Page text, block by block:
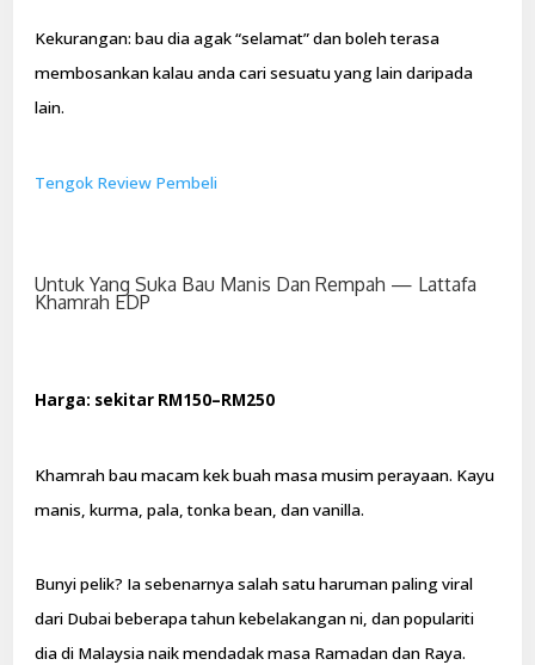
Kekurangan: bau dia agak “selamat” dan boleh terasa
membosankan kalau anda cari sesuatu yang lain daripada
lain.
Tengok Review Pembeli
Untuk Yang Suka Bau Manis Dan Rempah — Lattafa
Khamrah EDP
Harga: sekitar RM150–RM250
Khamrah bau macam kek buah masa musim perayaan. Kayu
manis, kurma, pala, tonka bean, dan vanilla.
Bunyi pelik? Ia sebenarnya salah satu haruman paling viral
dari Dubai beberapa tahun kebelakangan ni, dan populariti
dia di Malaysia naik mendadak masa Ramadan dan Raya.